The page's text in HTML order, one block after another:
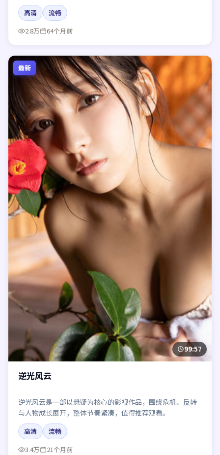
高清
流畅
2.8万
64个月前
最新
99:57
逆光风云
逆光风云是一部以悬疑为核心的影视作品，围绕危机、反转
与人物成长展开，整体节奏紧凑，值得推荐观看。
高清
流畅
3.4万
21个月前